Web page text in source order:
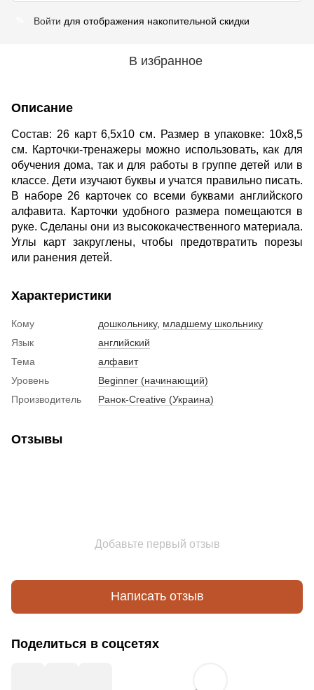
Войти для отображения накопительной скидки
В избранное
Описание
Состав: 26 карт 6,5х10 см. Размер в упаковке: 10х8,5
см. Карточки-тренажеры можно использовать, как для
обучения дома, так и для работы в группе детей или в
классе. Дети изучают буквы и учатся правильно писать.
В наборе 26 карточек со всеми буквами английского
алфавита. Карточки удобного размера помещаются в
руке. Сделаны они из высококачественного материала.
Углы карт закруглены, чтобы предотвратить порезы
или ранения детей.
Характеристики
Кому дошкольнику, младшему школьнику
Язык
английский
Тема
алфавит
Уровень
Beginner (начинающий)
Производитель
Ранок-Creative (Украина)
Отзывы
Добавьте первый отзыв
Написать отзыв
Поделиться в соцсетях